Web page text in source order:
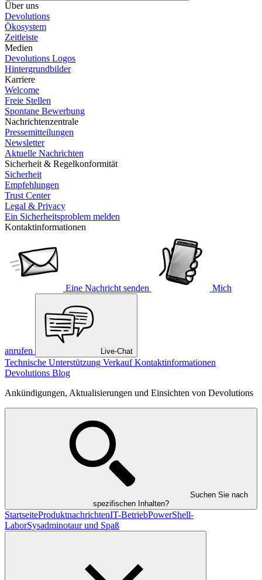
Über uns
Devolutions
Ökosystem
Zeitleiste
Medien
Devolutions Logos
Hintergrundbilder
Karriere
Welcome
Freie Stellen
Spontane Bewerbung
Nachrichtenzentrale
Pressemitteilungen
Newsletter
Aktuelle Nachrichten
Sicherheit & Regelkonformität
Sicherheit
Empfehlungen
Trust Center
Legal & Privacy
Ein Sicherheitsproblem melden
Kontaktinformationen
Eine Nachricht senden Mich
anrufen Live-Chat
Technische Unterstützung Verkauf Kontaktinformationen
Devolutions Blog
Ankündigungen, Aktualisierungen und Einsichten von Devolutions
Suchen Sie nach
spezifischen Inhalten?
StartseiteProduktnachrichtenIT-BetriebPowerShell-
LaborSysadminotaur und Spaß